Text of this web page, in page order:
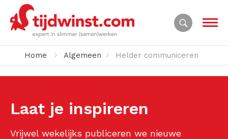
Home Algemeen Helder communiceren
Laat je inspireren
Vrijwel wekelijks publiceren we nieuwe